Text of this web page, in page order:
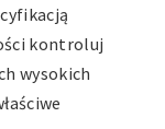
kontroluj
wysokich